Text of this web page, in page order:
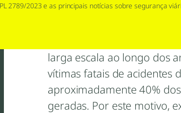
2789/2023 e as principais notícias sobre segurança
Resumo/Abstract
Os acidentes de trânsito
larga escala ao longo dos
vítimas fatais de acidentes
aproximadamente 40%
geradas. Por este motivo,